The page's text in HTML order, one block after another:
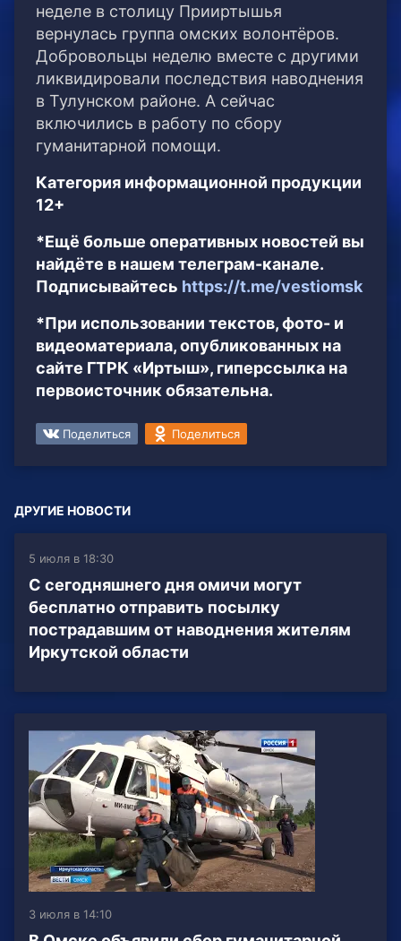
неделе в столицу Прииртышья
вернулась группа омских волонтёров.
Добровольцы неделю вместе с другими
ликвидировали последствия наводнения
в Тулунском районе. А сейчас
включились в работу по сбору
гуманитарной помощи.
Категория информационной продукции
12+
*Ещё больше оперативных новостей вы
найдёте в нашем телеграм-канале.
Подписывайтесь https://t.me/vestiomsk
*При использовании текстов, фото- и
видеоматериала, опубликованных на
сайте ГТРК «Иртыш», гиперссылка на
первоисточник обязательна.
Поделиться Поделиться
ДРУГИЕ НОВОСТИ
5 июля в 18:30
С сегодняшнего дня омичи могут
бесплатно отправить посылку
пострадавшим от наводнения жителям
Иркутской области
3 июля в 14:10